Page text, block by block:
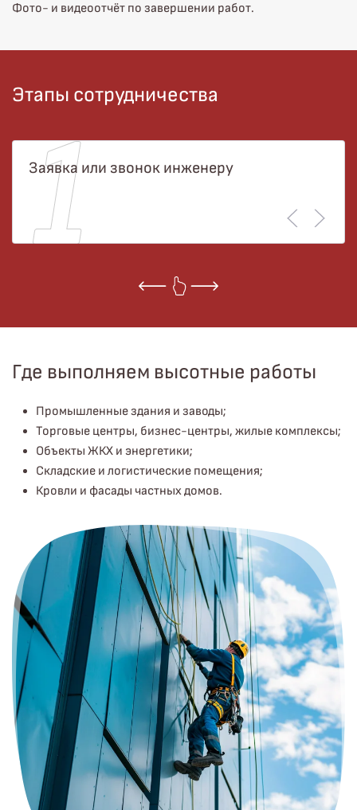
Фото- и видеоотчёт по завершении работ.
Этапы сотрудничества
Заявка или звонок инженеру
Где выполняем высотные работы
Промышленные здания и заводы;
Торговые центры, бизнес-центры, жилые комплексы;
Объекты ЖКХ и энергетики;
Складские и логистические помещения;
Кровли и фасады частных домов.